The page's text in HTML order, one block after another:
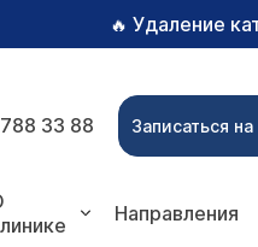
🔥 Удаление
33 88 Записаться
Направления